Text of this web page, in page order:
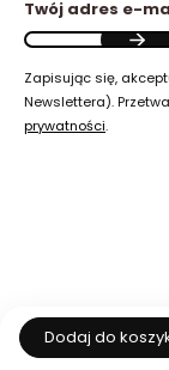
Twój adres e-
Zapisując się,
Newslettera).
prywatności.
Dodaj do